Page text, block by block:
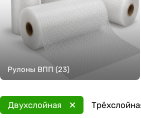
Рулоны ВПП (23)
Двухслойная